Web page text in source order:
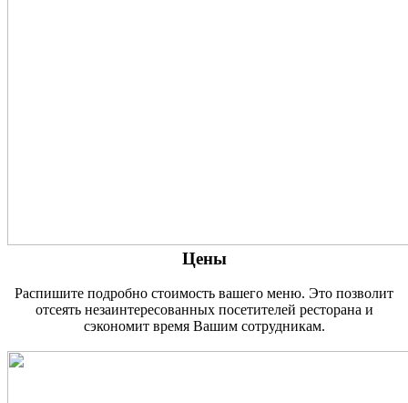
Цены
Распишите подробно стоимость вашего меню. Это позволит
отсеять незаинтересованных посетителей ресторана и
сэкономит время Вашим сотрудникам.